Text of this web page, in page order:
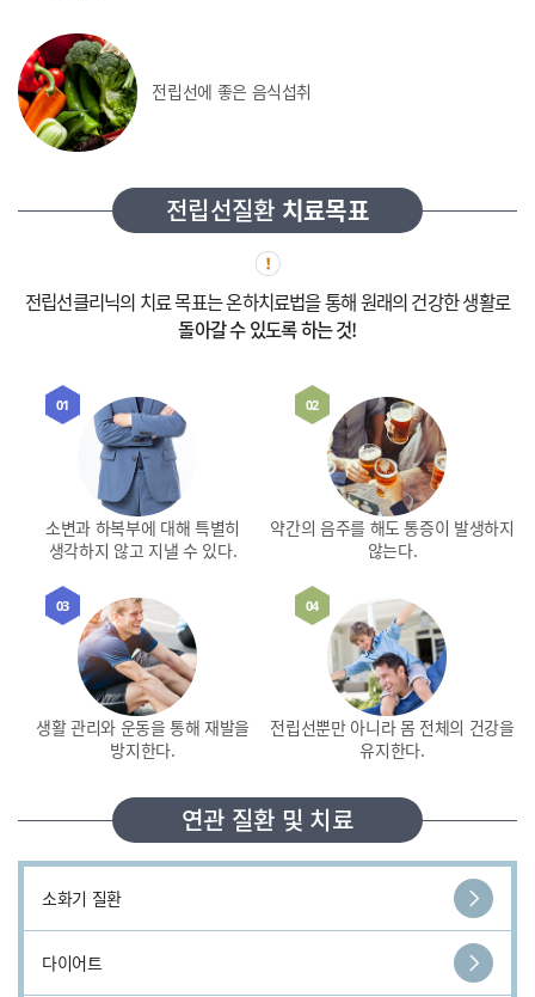
전립선에 좋은 음식섭취
전립선질환 치료목표
전립선클리닉의 치료 목표는 온하치료법을 통해 원래의 건강한 생활로
돌아갈 수 있도록 하는 것!
01
소변과 하복부에 대해 특별히
생각하지 않고 지낼 수 있다.
02
약간의 음주를 해도통증이 발생하지
않는다.
03
생활 관리와 운동을 통해재발을
방지한다.
04
전립선뿐만 아니라몸 전체의 건강을
유지한다.
연관 질환 및 치료
소화기 질환
다이어트